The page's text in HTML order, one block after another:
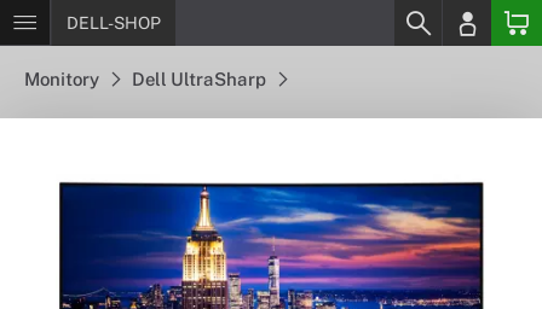
DELL-SHOP
Monitory Dell UltraSharp